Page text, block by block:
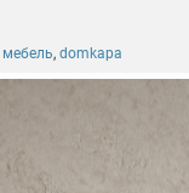
мебель, domkapa